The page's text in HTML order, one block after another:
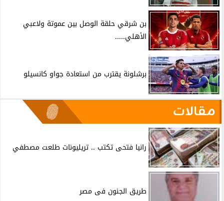
بن شرقي حلقة الوصل بين عموتة ولاعبي
الأهلي.....
برشلونة يقترب من استعادة جواو كانسيلو
مقالات
رانيا فتحى تكتب .. تريليونات طلعت مصطفي
طريق الجنون فى مصر